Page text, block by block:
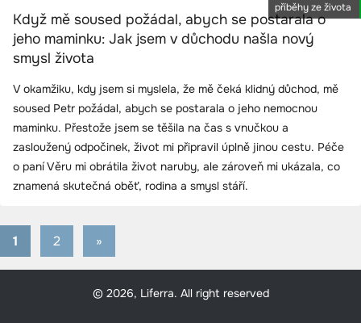
příběhy ze života
Když mě soused požádal, abych se postarala o
jeho maminku: Jak jsem v důchodu našla nový
smysl života
V okamžiku, kdy jsem si myslela, že mě čeká klidný důchod, mě
soused Petr požádal, abych se postarala o jeho nemocnou
maminku. Přestože jsem se těšila na čas s vnučkou a
zasloužený odpočinek, život mi připravil úplně jinou cestu. Péče
o paní Věru mi obrátila život naruby, ale zároveň mi ukázala, co
znamená skutečná oběť, rodina a smysl stáří.
Stránkování
příspěvků
1 2
Next
»
© 2026, Liferra. All right reserved